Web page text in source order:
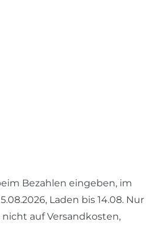
Bezahlen eingeben, im
Laden bis 14.08. Nur
auf Versandkosten,